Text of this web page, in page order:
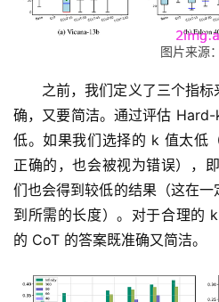
费
I
V
I
P
课
程
关
图片来源
之前，我们定义了三个指
确，又要简洁。通过评估
低。如果我们选择的 k 值太低
正确的，也会被视为错误），
们也会得到较低的结果（这在
到所需的长度）。对于合理的
的 CoT 的答案既准确又简洁。